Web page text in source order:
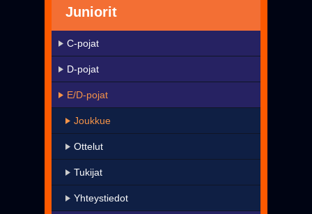
KaMa-VIP
Yhteystiedot
Harrastetoiminta ▼
Uutiset
Pelissä mukana
Juniorit
C-pojat
D-pojat
E/D-pojat
Joukkue
Ottelut
Tukijat
Yhteystiedot